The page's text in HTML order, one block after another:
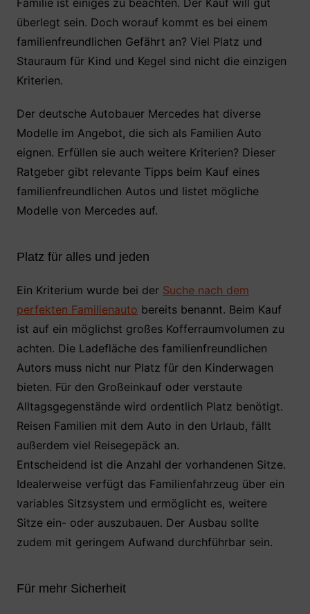
e
b
o
o
er s
A
p
e
st
n
Familie ist einiges zu beachten. Der Kauf will gut
überlegt sein. Doch worauf kommt es bei einem
familienfreundlichen Gefährt an? Viel Platz und
Stauraum für Kind und Kegel sind nicht die einzigen
Kriterien.
Der deutsche Autobauer Mercedes hat diverse
Modelle im Angebot, die sich als Familien Auto
eignen. Erfüllen sie auch weitere Kriterien? Dieser
Ratgeber gibt relevante Tipps beim Kauf eines
familienfreundlichen Autos und listet mögliche
Modelle von Mercedes auf.
Platz für alles und jeden
Ein Kriterium wurde bei der Suche nach dem
perfekten Familienauto bereits benannt. Beim Kauf
ist auf ein möglichst großes Kofferraumvolumen zu
achten. Die Ladefläche des familienfreundlichen
Autors muss nicht nur Platz für den Kinderwagen
bieten. Für den Großeinkauf oder verstaute
Alltagsgegenstände wird ordentlich Platz benötigt.
Reisen Familien mit dem Auto in den Urlaub, fällt
außerdem viel Reisegepäck an.
Entscheidend ist die Anzahl der vorhandenen Sitze.
Idealerweise verfügt das Familienfahrzeug über ein
variables Sitzsystem und ermöglicht es, weitere
Sitze ein- oder auszubauen. Der Ausbau sollte
zudem mit geringem Aufwand durchführbar sein.
Für mehr Sicherheit